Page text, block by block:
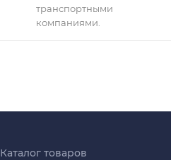
транспортными
компаниями.
Каталог товаров